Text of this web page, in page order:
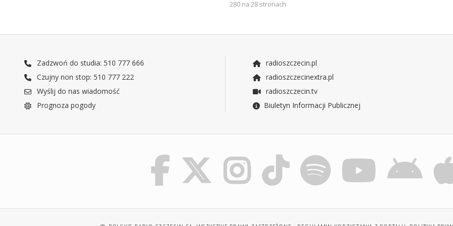
280 na 28 stronach
Zadzwoń do studia: 510 777 666
Czujny non stop: 510 777 222
Wyślij do nas wiadomość
Prognoza pogody
radioszczecin.pl
radioszczecinextra.pl
radioszczecin.tv
Biuletyn Informacji Publicznej